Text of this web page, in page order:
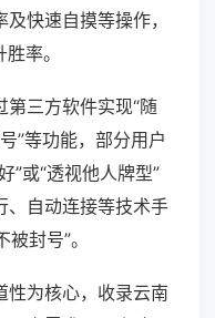
快速自摸等操作，
率。
第三方软件实现“随
”等功能，部分用户
”或“透视他人牌型”
、自动连接等技术手
封号”。
性为核心，收录云南